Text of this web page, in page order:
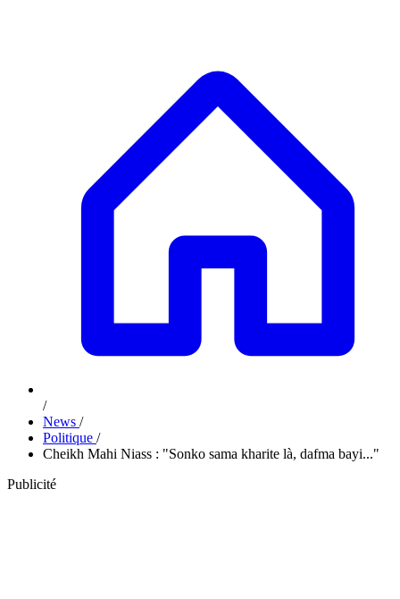
/
News /
Politique /
Cheikh Mahi Niass : "Sonko sama kharite là, dafma bayi..."
Publicité